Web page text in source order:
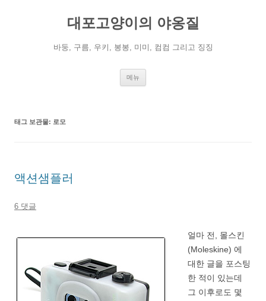
대포고양이의 야옹질
바둥, 구름, 우키, 봉봉, 미미, 컴컴 그리고 징징
메뉴
태그 보관물: 로모
액션샘플러
6 댓글
얼마 전, 몰스킨
(Moleskine) 에
대한 글을 포스팅
한 적이 있는데
그 이후로도 몇